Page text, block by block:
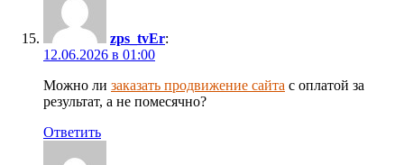
zps_tvEr:
12.06.2026 в 01:00
Можно ли заказать продвижение сайта с оплатой за
результат, а не помесячно?
Ответить